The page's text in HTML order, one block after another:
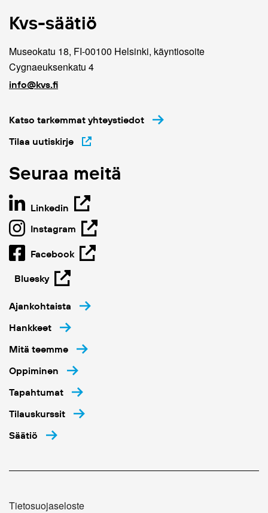
Kvs-säätiö
Museokatu 18, FI-00100 Helsinki, käyntiosoite
Cygnaeuksenkatu 4
info@kvs.fi
Katso tarkemmat yhteystiedot
Tilaa uutiskirje
Seuraa meitä
Linkedin
Instagram
Facebook
Bluesky
Ajankohtaista
Hankkeet
Mitä teemme
Oppiminen
Tapahtumat
Tilauskurssit
Säätiö
Tietosuojaseloste